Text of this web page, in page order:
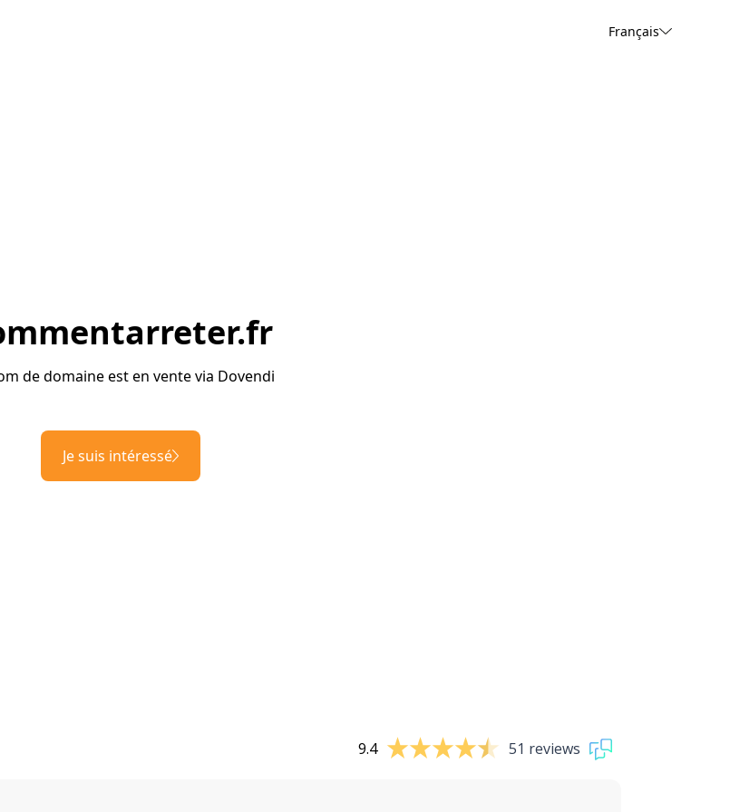
Français
de domaine est en vente via Dovendi
Je suis intéressé
9.4 51 reviews